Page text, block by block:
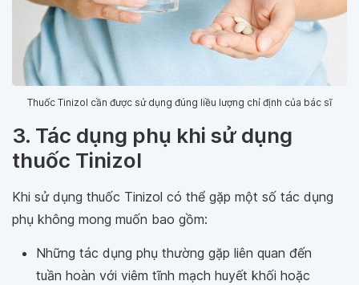
Thuốc Tinizol cần được sử dụng đúng liều lượng chỉ định của bác sĩ
3. Tác dụng phụ khi sử dụng
thuốc Tinizol
Khi sử dụng thuốc Tinizol có thể gặp một số tác dụng
phụ không mong muốn bao gồm:
Những tác dụng phụ thường gặp liên quan đến
tuần hoàn với viêm tĩnh mạch huyết khối hoặc